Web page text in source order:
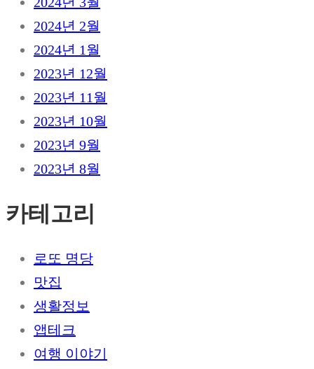
2024년 2월
2024년 1월
2023년 12월
2023년 11월
2023년 10월
2023년 9월
2023년 8월
카테고리
로또 명당
맛집
생활정보
앱테크
여행 이야기